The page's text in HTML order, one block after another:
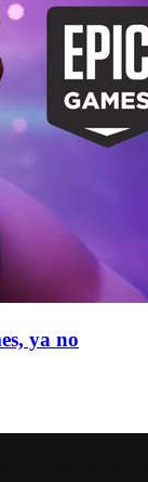
ya no